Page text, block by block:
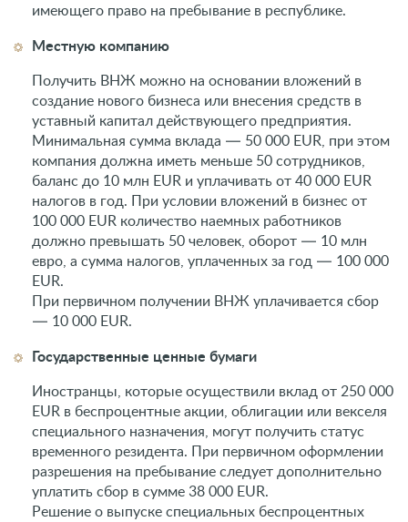
имеющего право на пребывание в республике.
Местную компанию
Получить ВНЖ можно на основании вложений в
создание нового бизнеса или внесения средств в
уставный капитал действующего предприятия.
Минимальная сумма вклада — 50 000 EUR, при этом
компания должна иметь меньше 50 сотрудников,
баланс до 10 млн EUR и уплачивать от 40 000 EUR
налогов в год. При условии вложений в бизнес от
100 000 EUR количество наемных работников
должно превышать 50 человек, оборот — 10 млн
евро, а сумма налогов, уплаченных за год — 100 000
EUR.
При первичном получении ВНЖ уплачивается сбор
— 10 000 EUR.
Государственные ценные бумаги
Иностранцы, которые осуществили вклад от 250 000
EUR в беспроцентные акции, облигации или векселя
специального назначения, могут получить статус
временного резидента. При первичном оформлении
разрешения на пребывание следует дополнительно
уплатить сбор в сумме 38 000 EUR.
Решение о выпуске специальных беспроцентных